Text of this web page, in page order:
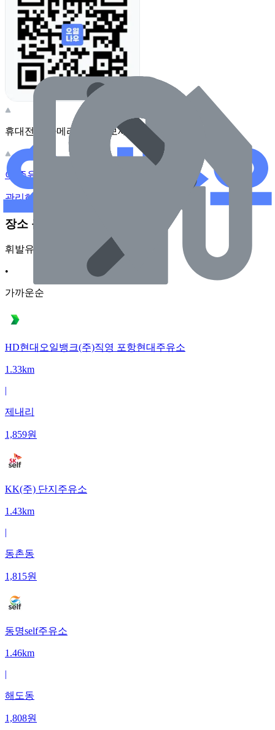
휴대전화 카메라로 찍어보세요
이 주유소의 사장님이신가요?
관리하기
장소 근처 주유소
휘발유
•
가까운순
HD현대오일뱅크(주)직영 포항현대주유소
1.33km
|
제내리
1,859원
KK(주) 단지주유소
1.43km
|
동촌동
1,815원
동명self주유소
1.46km
|
해도동
1,808원